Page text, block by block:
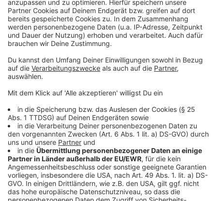
Weitere Meldungen aus Leverkusen
Anzeige
Unsere Halloween-Lesung mit anschließender Party im
Leverkusen: Schwimmbad Wiembachtal wieder auf
Anzeige